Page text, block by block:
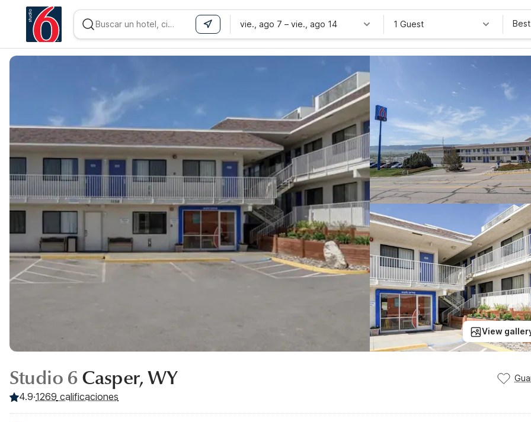
vie., ago 7 – vie., ago 14 1 Guest
View
Studio 6 Casper, WY
4.9·1269 calificaciones